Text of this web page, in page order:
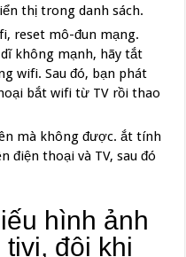
thị trong danh sách.
reset mô-đun mạng.
không mạnh, hãy tắt
wifi. Sau đó, bạn phát
bắt wifi từ TV rồi thao
mà không được. ắt tính
điện thoại và TV, sau đó
hình ảnh
đôi khi